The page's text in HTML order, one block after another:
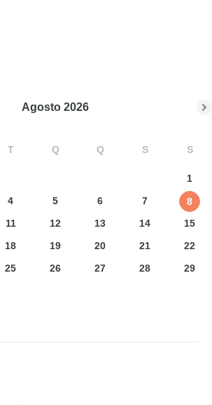
Agosto 2026
T Q Q S S
1
4 5 6 7
8
11 12 13 14
15
18 19 20 21
22
25 26 27 28
29